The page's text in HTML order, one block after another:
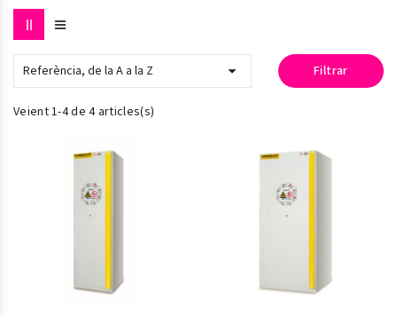
Referència, de la A a la Z  Filtrar
Veient 1-4 de 4 articles(s)